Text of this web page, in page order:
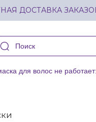
ДОСТАВКА
для волос не